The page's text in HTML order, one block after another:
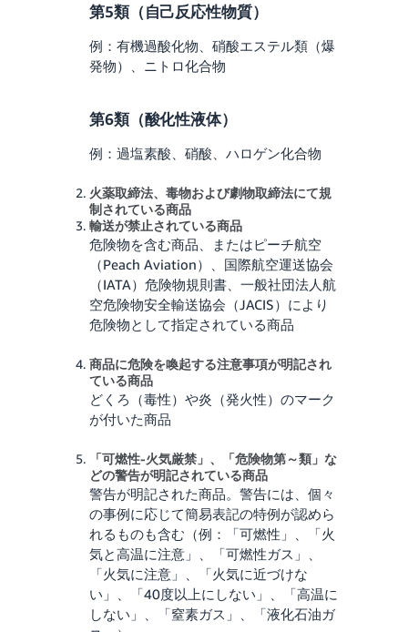
第5類（自己反応性物質）
例：有機過酸化物、硝酸エステル類（爆
発物）、ニトロ化合物
第6類（酸化性液体）
例：過塩素酸、硝酸、ハロゲン化合物
火薬取締法、毒物および劇物取締法にて規
制されている商品
輸送が禁止されている商品
危険物を含む商品、またはピーチ航空
（Peach Aviation）、国際航空運送協会
（IATA）危険物規則書、一般社団法人航
空危険物安全輸送協会（JACIS）により
危険物として指定されている商品
商品に危険を喚起する注意事項が明記され
ている商品
どくろ（毒性）や炎（発火性）のマーク
が付いた商品
「可燃性-火気厳禁」、「危険物第～類」な
どの警告が明記されている商品
警告が明記された商品。警告には、個々
の事例に応じて簡易表記の特例が認めら
れるものも含む（例：「可燃性」、「火
気と高温に注意」、「可燃性ガス」、
「火気に注意」、「火気に近づけな
い」、「40度以上にしない」、「高温に
しない」、「窒素ガス」、「液化石油ガ